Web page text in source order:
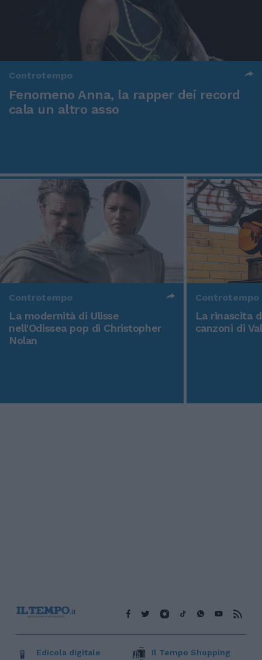
Controtempo
Fenomeno Anna, la rapper dei record
cala un altro asso
Controtempo
La modernità di Ulisse
nell'Odissea pop di Christopher
Nolan
Controtempo
La rinascita
canzoni di
Edicola digitale Il Tempo Shopping